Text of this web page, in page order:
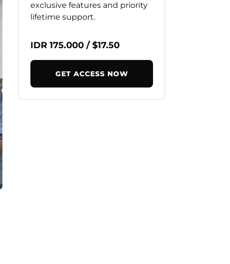
exclusive features and priority
lifetime support.
IDR 175.000 / $17.50
GET ACCESS NOW